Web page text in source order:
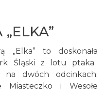
„Elka” to doskonała
Śląski z lotu ptaka.
dwóch odcinkach:
Miasteczko i Wesołe